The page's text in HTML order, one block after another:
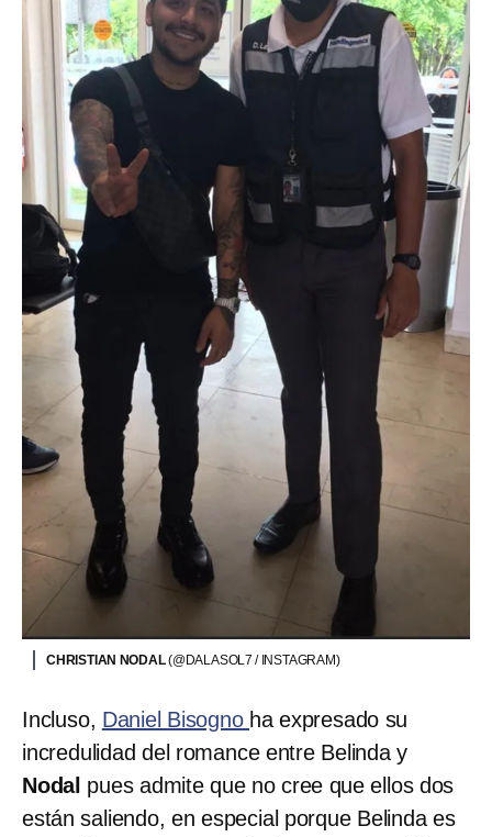
CHRISTIAN NODAL(@DALASOL7 / INSTAGRAM)
Incluso, Daniel Bisogno ha expresado su
incredulidad del romance entre Belinda y
Nodal pues admite que no cree que ellos dos
están saliendo, en especial porque Belinda es